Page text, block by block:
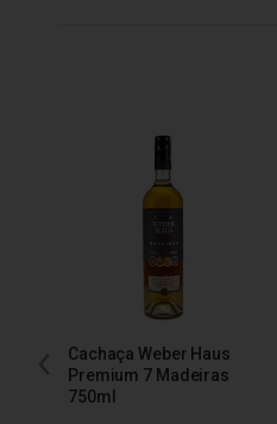
Cachaça Weber Haus
Premium 7 Madeiras
750ml